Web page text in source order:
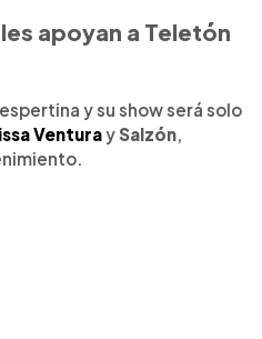
apoyan a Teletón
y su show será solo
VenturaySalzón